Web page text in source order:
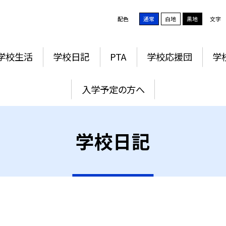
配色 通常 白地 黒地 文字
校生活 学校日記 PTA 学校応援団 学
入学予定の方へ
学校日記